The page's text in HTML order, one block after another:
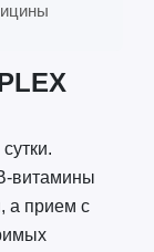
витамины
а прием с